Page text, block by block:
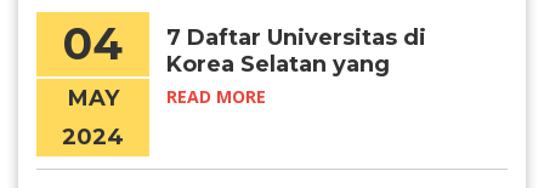
04
MAY
2024
7 Daftar Universitas di
Korea Selatan yang
Menawarkan Program
READ MORE